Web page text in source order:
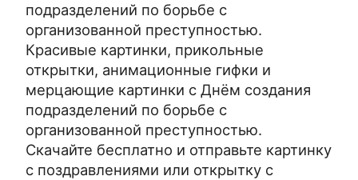
подразделений по борьбе с
организованной преступностью.
Красивые картинки, прикольные
открытки, анимационные гифки и
мерцающие картинки с Днём создания
подразделений по борьбе с
организованной преступностью.
Скачайте бесплатно и отправьте картинку
с поздравлениями или открытку с